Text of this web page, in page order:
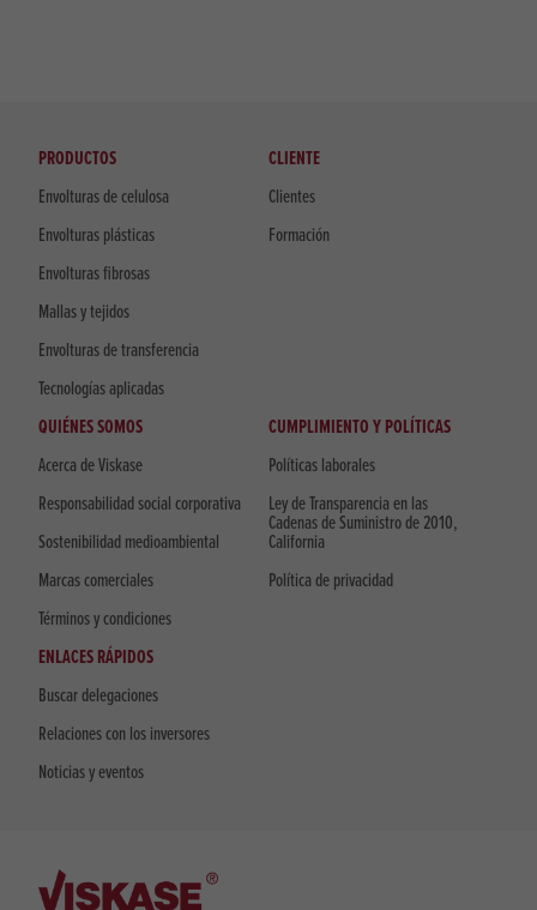
PRODUCTOS
Envolturas de celulosa
Envolturas plásticas
Envolturas fibrosas
Mallas y tejidos
Envolturas de transferencia
Tecnologías aplicadas
CLIENTE
Clientes
Formación
QUIÉNES SOMOS
Acerca de Viskase
Responsabilidad social corporativa
Sostenibilidad medioambiental
Marcas comerciales
Términos y condiciones
CUMPLIMIENTO Y POLÍTICAS
Políticas laborales
Ley de Transparencia en las
Cadenas de Suministro de 2010,
California
Política de privacidad
ENLACES RÁPIDOS
Buscar delegaciones
Relaciones con los inversores
Noticias y eventos